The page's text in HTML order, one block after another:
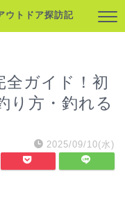
ウトドア探訪記
全ガイド！初
り方・釣れる
2025/09/10(水)